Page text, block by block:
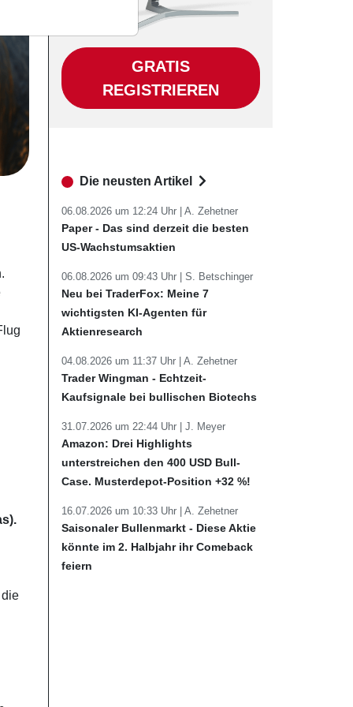
GRATIS
REGISTRIEREN
Die neusten Artikel
06.08.2026 um 12:24 Uhr | A. Zehetner
Paper - Das sind derzeit die besten
US-Wachstumsaktien
06.08.2026 um 09:43 Uhr | S. Betschinger
Neu bei TraderFox: Meine 7
wichtigsten KI-Agenten für
Aktienresearch
04.08.2026 um 11:37 Uhr | A. Zehetner
Trader Wingman - Echtzeit-
Kaufsignale bei bullischen Biotechs
31.07.2026 um 22:44 Uhr | J. Meyer
Amazon: Drei Highlights
unterstreichen den 400 USD Bull-
Case. Musterdepot-Position +32 %!
16.07.2026 um 10:33 Uhr | A. Zehetner
Saisonaler Bullenmarkt - Diese Aktie
könnte im 2. Halbjahr ihr Comeback
feiern